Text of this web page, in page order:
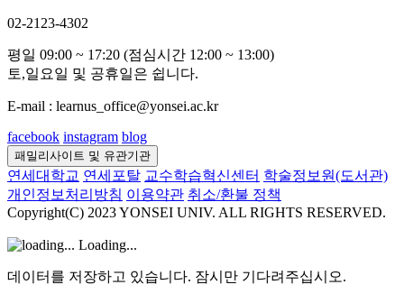
02-2123-4302
평일 09:00 ~ 17:20 (점심시간 12:00 ~ 13:00)
토,일요일 및 공휴일은 쉽니다.
E-mail : learnus_office@yonsei.ac.kr
facebook instagram blog
패밀리사이트 및 유관기관
연세대학교 연세포탈 교수학습혁신센터 학술정보원(도서관)
개인정보처리방침 이용약관 취소/환불 정책
Copyright(C) 2023 YONSEI UNIV. ALL RIGHTS RESERVED.
Loading...
데이터를 저장하고 있습니다. 잠시만 기다려주십시오.